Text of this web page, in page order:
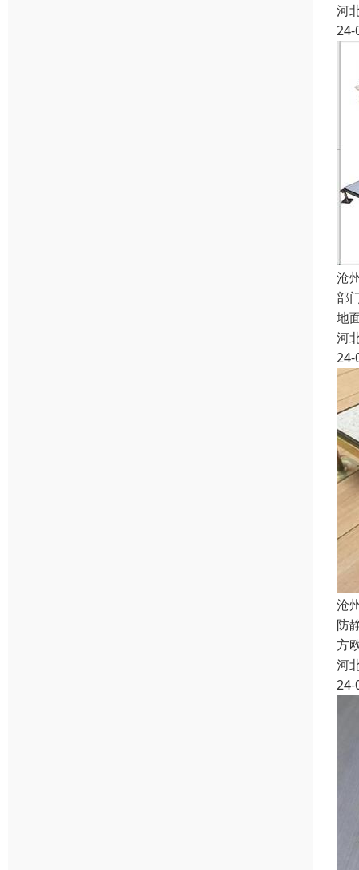
河
24-
沧
部
地
河
24-
沧
防
方
河
24-